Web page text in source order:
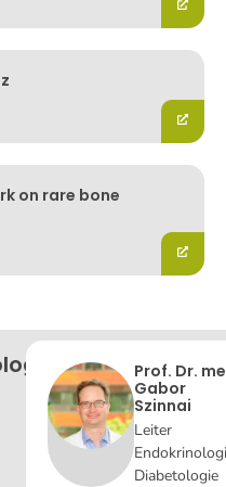
on rare bone
Prof. Dr.
Gabor
Szinnai
Leiter
Diabetologie